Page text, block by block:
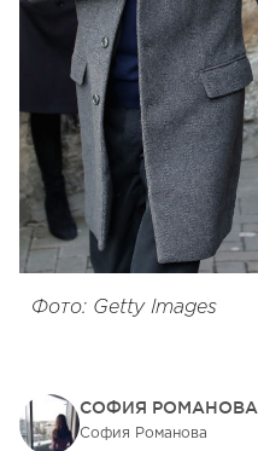
Фото: Getty Images
СОФИЯ РОМАНОВА
София Романова